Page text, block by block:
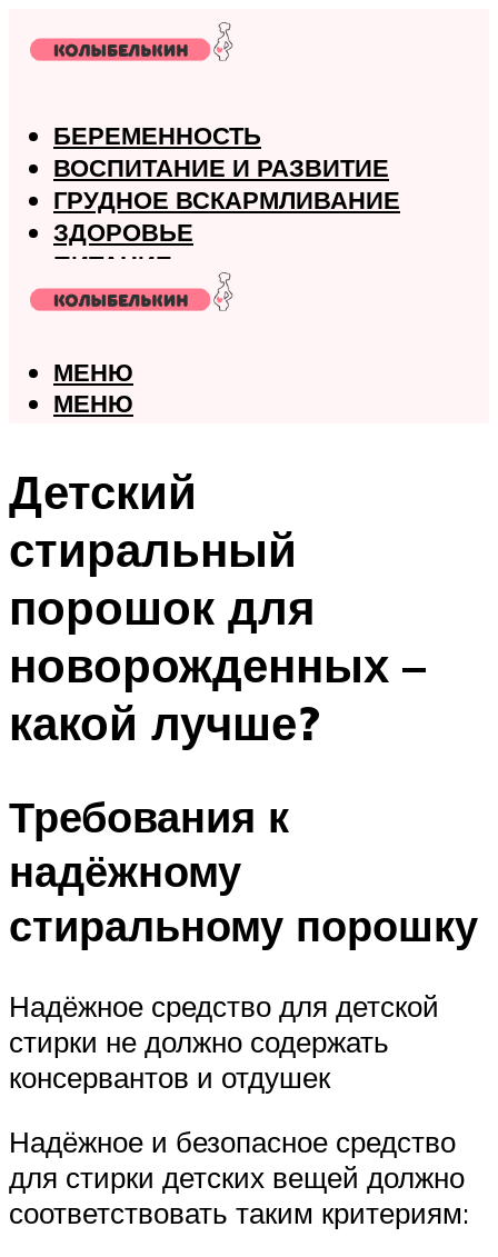
БЕРЕМЕННОСТЬ
ВОСПИТАНИЕ И РАЗВИТИЕ
ГРУДНОЕ ВСКАРМЛИВАНИЕ
ЗДОРОВЬЕ
ПИТАНИЕ
РОДЫ
МЕНЮ
МЕНЮ
Детский
стиральный
порошок для
новорожденных –
какой лучше?
Требования к
надёжному
стиральному порошку
Надёжное средство для детской
стирки не должно содержать
консервантов и отдушек
Надёжное и безопасное средство
для стирки детских вещей должно
соответствовать таким критериям: